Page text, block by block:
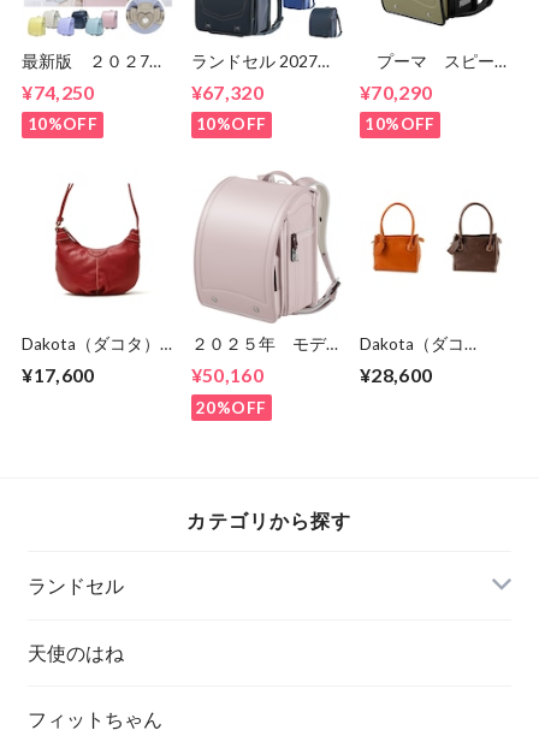
最新版 ２０２7
タ Barbie ミルキ
ーウェイ
1BB7754K 女の
ドセル ６年間保
証 送料無料 無料
メンテナンス
¥74,250
10%OFF
ランドセル 2027年
ンク くるピタラン
ドセル 1kh8680k
¥67,320
10%OFF
プーマ スピード
の子 セイバンのラ
ンドセル ６年間保
証 送料無料 無料
¥70,290
10%OFF
Dakota（ダコタ）
ィースミニショルダ
¥17,600
２０２５年 モデル
ク MR25U 男の
子・女の子 セイバ
ンのランドセル ６
¥50,160
20%OFF
Dakota（ダコ
メスティア トート
¥28,600
カテゴリから探す
ランドセル
天使のはね
フィットちゃん